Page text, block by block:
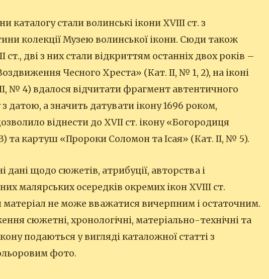
каталогу стали волинські ікони XVIII ст. з
колекції Музею волинської ікони. Сюди також
ст., дві з них стали відкриттям останніх двох років –
Чесного Хреста» (Кат. ІІ, № 1, 2), на іконі
№ 4) вдалося відчитати фрагмент автентичного
датою, а значить датувати ікону 1696 роком,
віднести до XVII ст. ікону «Богородиця
та картуш «Пророки Соломон та Ісая» (Кат. ІІ, № 5).
дані щодо сюжетів, атрибуції, авторства і
малярських осередків окремих ікон XVIII ст.
не може вважатися вичерпним і остаточним.
сюжетні, хронологічні, матеріально-технічні та
подаються у вигляді каталожної статті з
фото.